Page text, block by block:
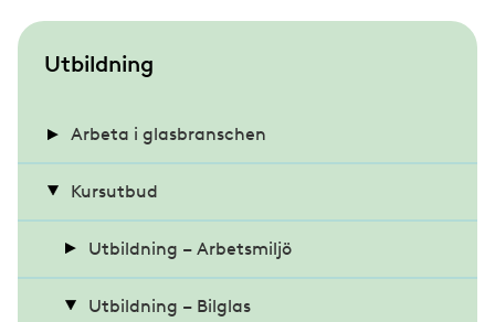
m
n
Utbildning
Arbeta i glasbranschen
Intervju med Ali Shire
Intervju med Alma Hedskog
Intervju med Daniel Lidén
Kursutbud
Utbildning – Arbetsmiljö
BAM, Startkurs Arbetsmiljö
Utbildning – Bilglas